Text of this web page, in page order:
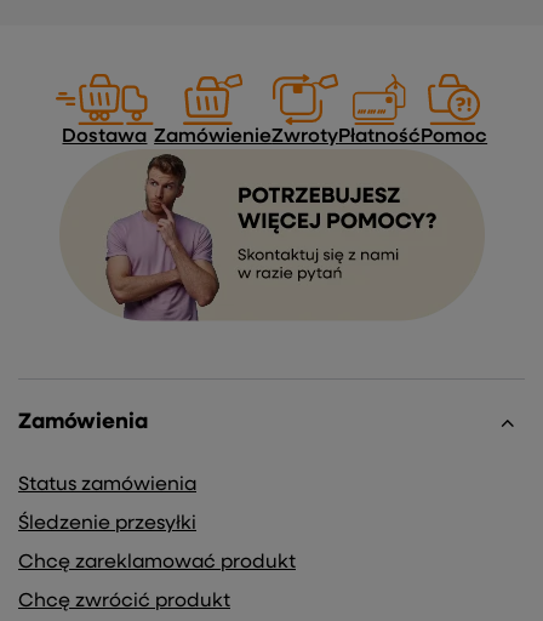
Dostawa ZamówienieZwrotyPłatność Pomoc
Zamówienia
Status zamówienia
Śledzenie przesyłki
Chcę zareklamować produkt
Chcę zwrócić produkt